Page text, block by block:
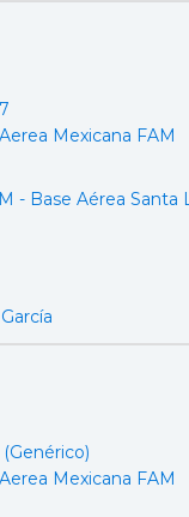
Mexicana FAM
- Base Aérea Santa
(Genérico)
Mexicana FAM